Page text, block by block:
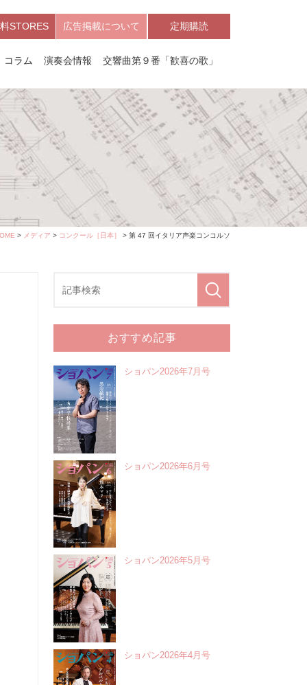
STORES 広告掲載について 定期購読
コラム 演奏会情報 交響曲第９番「歓喜の歌」
> メディア > コンクール［日本］ > 第 47 回イタリア声楽コンコルソ
おすすめ記事
ショパン2026年7月号
ショパン2026年6月号
ショパン2026年5月号
ショパン2026年4月号